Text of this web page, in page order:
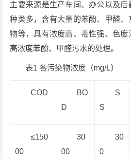
主要来源是生产车间、办公以及
种类多，含有大量的苯酚、甲醛
物等，具有浓度高、毒性强、色
高浓度苯酚、甲醛污水的处理。
表1 各污染物浓度（mg/L）
COD
BO
D
S
S
≤150
00
30
00
30
0